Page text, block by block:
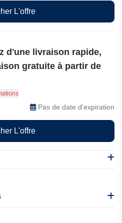
L'offre
d'une livraison rapide,
gratuite à partir de
livraison rapide, de la livraison
de 39€ en Allemagne et en
politique de retour sans risque
cumulez des récompenses
chaque achat asambeauty.
Pas de date d'expiration
L'offre